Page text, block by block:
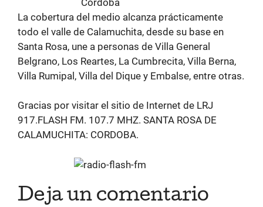
La cobertura del medio alcanza prácticamente
todo el valle de Calamuchita, desde su base en
Santa Rosa, une a personas de Villa General
Belgrano, Los Reartes, La Cumbrecita, Villa Berna,
Villa Rumipal, Villa del Dique y Embalse, entre otras.
Gracias por visitar el sitio de Internet de LRJ
917.FLASH FM. 107.7 MHZ. SANTA ROSA DE
CALAMUCHITA: CORDOBA.
Deja un comentario